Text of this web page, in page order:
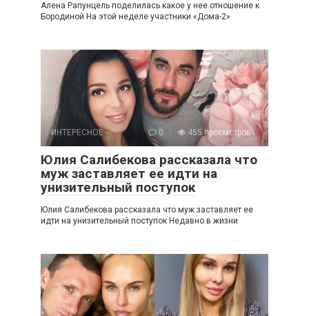
Алена Рапунцель поделилась какое у нее отношение к
Бородиной На этой неделе участники «Дома-2»
ИНТЕРЕСНОЕ 0 455 просмотров
Юлия Салибекова рассказала что
муж заставляет ее идти на
унизительный поступок
Юлия Салибекова рассказала что муж заставляет ее
идти на унизительный поступок Недавно в жизни